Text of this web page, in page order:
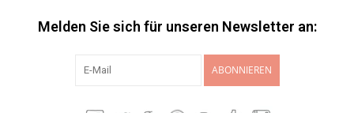
Melden Sie sich für unseren Newsletter an:
ABONNIEREN